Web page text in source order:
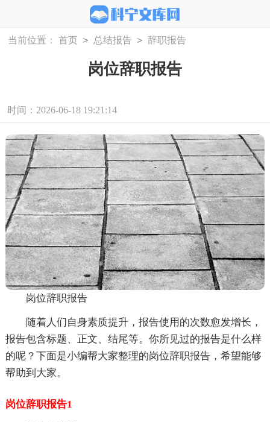
当前位置： 首页 > 总结报告 > 辞职报告
岗位辞职报告
时间：2026-06-18 19:21:14
岗位辞职报告
随着人们自身素质提升，报告使用的次数愈发增长，
报告包含标题、正文、结尾等。你所见过的报告是什么样
的呢？下面是小编帮大家整理的岗位辞职报告，希望能够
帮助到大家。
岗位辞职报告1